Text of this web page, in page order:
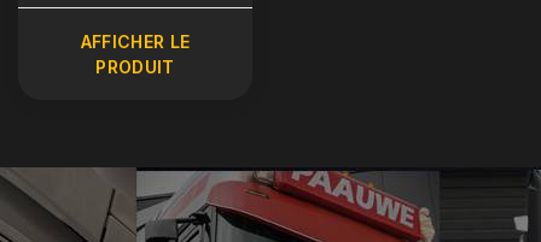
AFFICHER LE
PRODUIT